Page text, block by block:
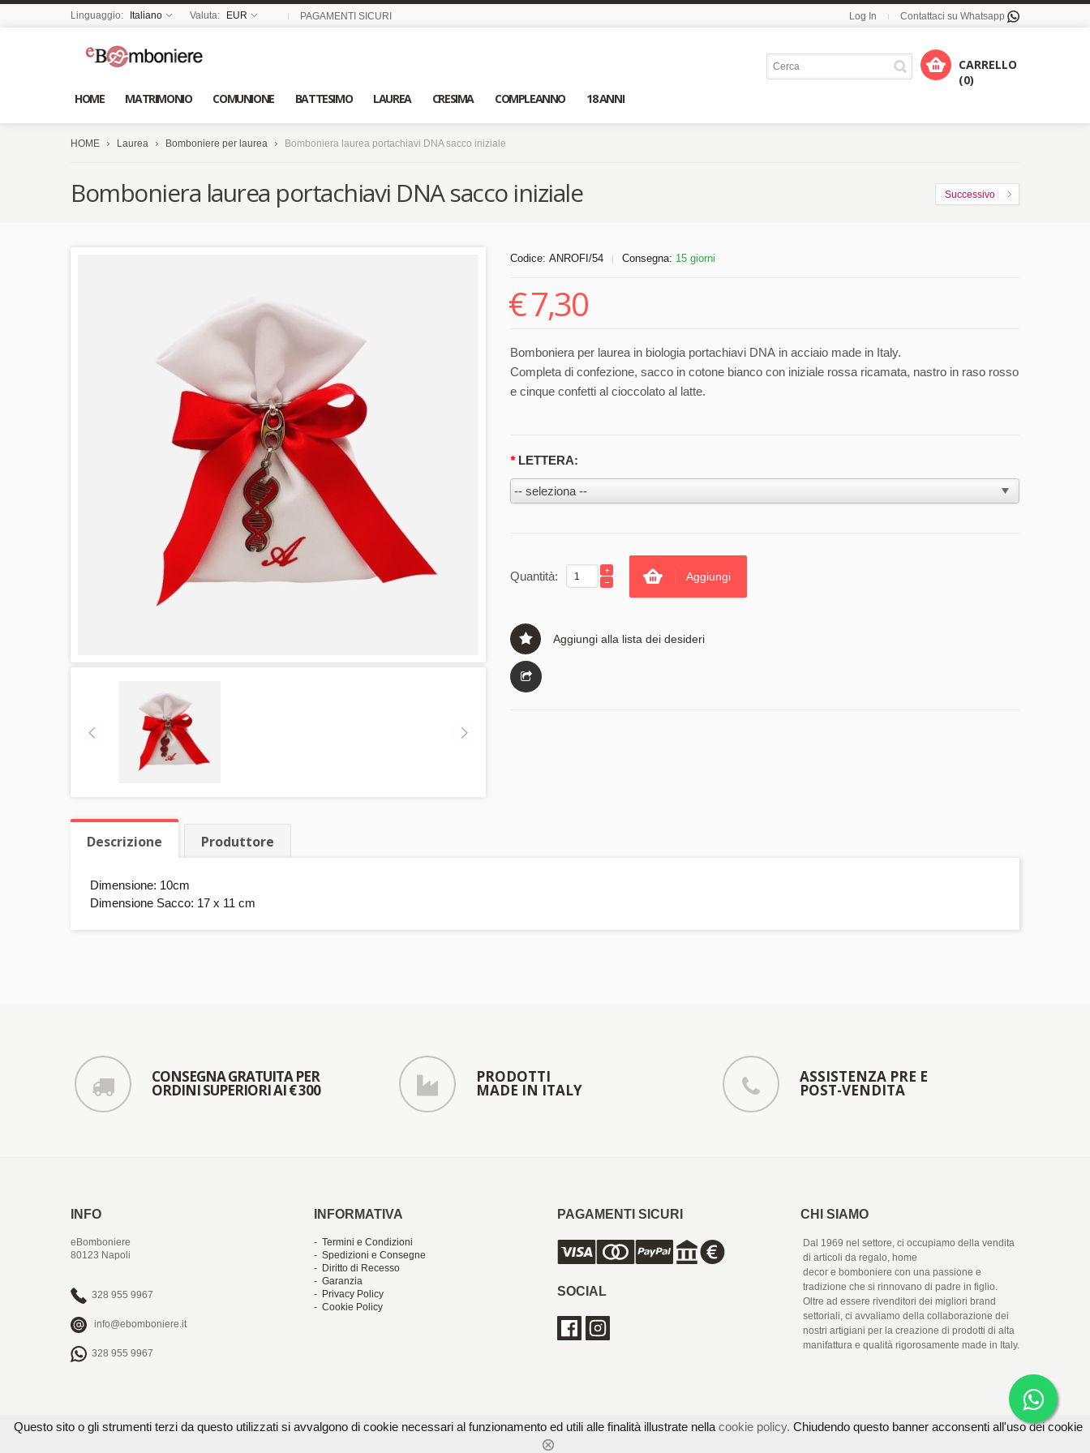
Linguaggio: Italiano Valuta: EUR PAGAMENTI SICURI Log In Contattaci su Whatsapp
HOME MATRIMONIO COMUNIONE BATTESIMO LAUREA CRESIMA COMPLEANNO 18 ANNI
CARRELLO
(0)
HOME Laurea Bomboniere per laurea Bomboniera laurea portachiavi DNA sacco iniziale
Successivo
Bomboniera laurea portachiavi DNA sacco iniziale
Codice: ANROFI/54 Consegna: 15 giorni
€7,30
Bomboniera per laurea in biologia portachiavi DNA in acciaio made in Italy.
Completa di confezione, sacco in cotone bianco con iniziale rossa ricamata, nastro in raso rosso
e cinque confetti al cioccolato al latte.
*LETTERA:
Quantità: Aggiungi
Aggiungi alla lista dei desideri
Descrizione Produttore
Dimensione: 10cm
Dimensione Sacco: 17 x 11 cm
CONSEGNA GRATUITA PER
ORDINI SUPERIORI AI € 300
PRODOTTI
MADE IN ITALY
ASSISTENZA PRE E
POST-VENDITA
INFO
eBomboniere
80123 Napoli
328 955 9967
info@ebomboniere.it
328 955 9967
INFORMATIVA
- Termini e Condizioni
- Spedizioni e Consegne
- Diritto di Recesso
- Garanzia
- Privacy Policy
- Cookie Policy
PAGAMENTI SICURI
SOCIAL
CHI SIAMO
Dal 1969 nel settore, ci occupiamo della vendita
di articoli da regalo, home
decor e bomboniere con una passione e
tradizione che si rinnovano di padre in figlio.
Oltre ad essere rivenditori dei migliori brand
settoriali, ci avvaliamo della collaborazione dei
nostri artigiani per la creazione di prodotti di alta
manifattura e qualità rigorosamente made in Italy.
Questo sito o gli strumenti terzi da questo utilizzati si avvalgono di cookie necessari al funzionamento ed utili alle finalità illustrate nella cookie policy. Chiudendo questo banner acconsenti all'uso dei cookie